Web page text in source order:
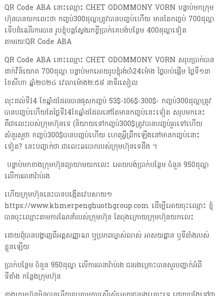
QR Code ABA នោះឈ្មោះ CHET ODOMMONY VORN បន្ទាប់មកក្រុម
ហ៊ុនបានយកលេះថា កញ្ចប់300ដុល្លាត្រូវបានបញ្ចប់ហើយ មានតែកញ្ចប់ 700ដុល្លា
ទើបដំណើរការបាន រូបខ្ញុំបន្តស្វែងរកខ្ចីប្រាក់គេបង់បន្ថែម 400ដុល្លាទៀត
តាមរយៈQR Code ABA
QR Code ABA នោះឈ្មោះ CHET ODOMMONY VORN សរុបប្រាក់បាន
ដាក់វិនិយោគ 700ដុល្លា បន្ទាប់មកអោយរូបខ្ញុំរង់ចាំ24ម៉ោង ថ្ងៃចាប់ផ្តើម ថ្ងៃទី១៣
ខែសីហា ឆ្នាំ២០២៤ វេលាម៉ោង២:៥៨ នាទីរសៀល
លុះដល់ទី14 ខែឆ្នាំដដែលបានផុសកញ្ចប់ 53$-106$-300$- កញ្ចប់300ដុល្លាត្រូវ
បានបញ្ចប់ហើយតែថ្ងៃទី14ខែឆ្នាំដដែលនៅតែមានកញ្ចប់នេះទៀត សរុបមកនេះ
គឺជាលេះរបស់ក្រុមហ៊ុនទេ (និយាយទៅកញ្ចប់300$ត្រូវបានបញ្ចប់រួចទៅហើយ
សំនួរសួថា កញ្ចប់300$បានបញ្ចប់ហើយ ហេតុអ្វីព្រឹកឡើងនៅមានកញ្ចប់នោះ
ទៀត? នេះបញ្ចាក់ថា ជាលេះឆបោករបស់ក្រុមហ៊ុនទេដឹង ។
បន្ទាប់មកខាងក្រុមហ៊ុនព្យាយាមយកលេះ អោយបង់ប្រាក់បន្ថែម ចំនួន 950ដុល្លា
លើការធានារ៉ាប់រង
ហើយក្រុមហ៊ុននេះបានបង្កើតវេបសាយ១
https://www.khmerpenghuothgroup.com ដើម្បីអោយចុះឈ្មោះ ខ្ញុំ
បានចុះឈ្មោះតាមការណែនាំរបស់ក្រុមហ៊ុន តែចុងក្រោយក្រុមហ៊ុនយកលេះ
ដោយពុំបានបង្ហាញពីអត្តសញ្ញាណ ឬប្រភពច្បាស់លាស់ អាសយដ្ឋាន ឫទីតាំងរបស់
ខ្លួនឡើយ
ប្រាក់បន្ថែម ចំនួន 950ដុល្លា លើការធានារ៉ាប់រង ជនរងគ្រោះបានសួរបញ្ជាក់អំពី
ទីតាំង កន្លែងក្រុមហ៊ុន